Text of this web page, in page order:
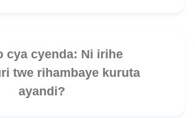
cya cyenda: Ni irihe
twe rihambaye kuruta
ayandi?